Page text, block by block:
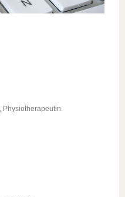
Physiotherapeutin